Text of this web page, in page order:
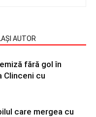
AUTOR
fără gol în
Clinceni cu
care mergea cu